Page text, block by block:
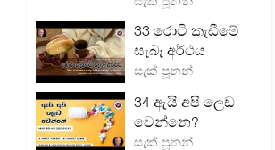
33 රොටි කැඩීමේ
සැබෑ අර්ථය
සැක් පූනන්
34 ඇයි අපි ලෙඩ
වෙන්නෙ?
සැක් පූනන්